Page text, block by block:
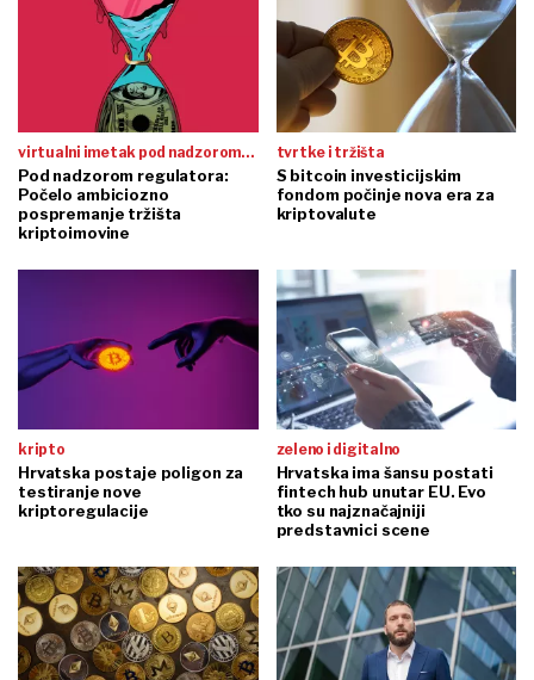
virtualni imetak pod nadzorom
regulatora
Pod nadzorom regulatora:
Počelo ambiciozno
pospremanje tržišta
kriptoimovine
tvrtke i tržišta
S bitcoin investicijskim
fondom počinje nova era za
kriptovalute
kripto
Hrvatska postaje poligon za
testiranje nove
kriptoregulacije
zeleno i digitalno
Hrvatska ima šansu postati
fintech hub unutar EU. Evo
tko su najznačajniji
predstavnici scene